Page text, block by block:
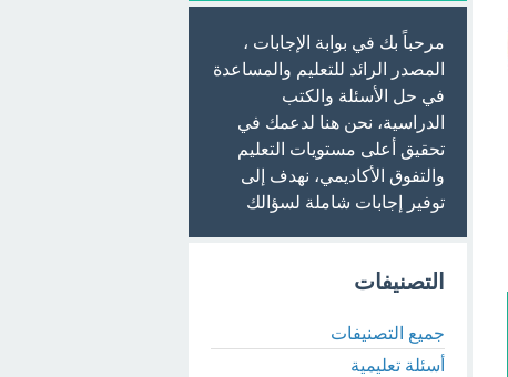
مرحباً بك في بوابة الإجابات ،
المصدر الرائد للتعليم والمساعدة
في حل الأسئلة والكتب
الدراسية، نحن هنا لدعمك في
تحقيق أعلى مستويات التعليم
والتفوق الأكاديمي، نهدف إلى
توفير إجابات شاملة لسؤالك
التصنيفات
جميع التصنيفات
أسئلة تعليمية